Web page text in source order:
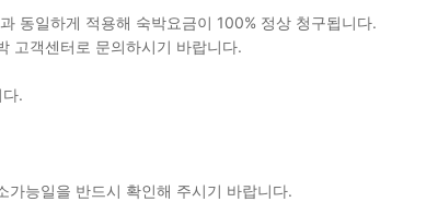
동일하게 적용해 숙박요금이 100% 정상 청구됩니다.
고객센터로 문의하시기 바랍니다.
.
가능일을 반드시 확인해 주시기 바랍니다.